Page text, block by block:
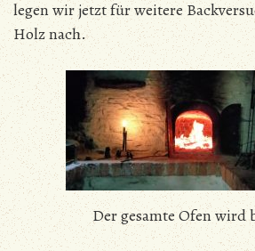
legen wir jetzt für weitere
Holz nach.
Der gesamte Ofen wird